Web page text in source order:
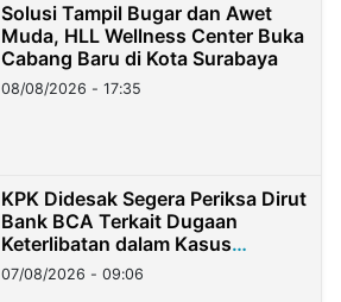
Solusi Tampil Bugar dan Awet
Muda, HLL Wellness Center Buka
Cabang Baru di Kota Surabaya
08/08/2026 - 17:35
KPK Didesak Segera Periksa Dirut
Bank BCA Terkait Dugaan
Keterlibatan dalam Kasus
Hilangnya Dana Nasabah Rp2,58
Miliar
07/08/2026 - 09:06